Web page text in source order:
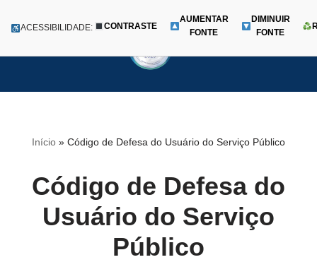
para
Menu
ACESSIBILIDADE: CONTRASTE
AUMENTAR
FONTE
DIMINUIR
FONTE
Início » Código de Defesa do Usuário do Serviço Público
Código de Defesa do
Usuário do Serviço
Público